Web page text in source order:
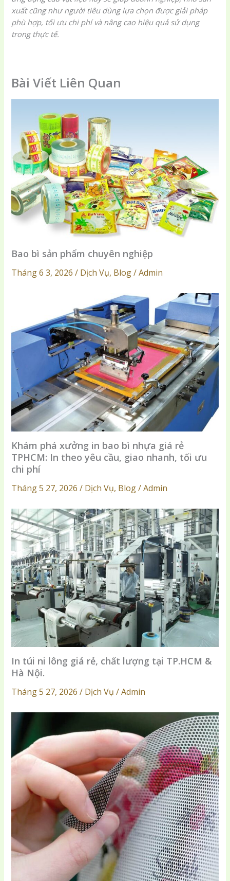
xuất cũng như người tiêu dùng lựa chọn được giải pháp
phù hợp, tối ưu chi phí và nâng cao hiệu quả sử dụng
trong thực tế.
Bài Viết Liên Quan
Bao bì sản phẩm chuyên nghiệp
Tháng 6 3, 2026 / Dịch Vụ, Blog / Admin
Khám phá xưởng in bao bì nhựa giá rẻ
TPHCM: In theo yêu cầu, giao nhanh, tối ưu
chi phí
Tháng 5 27, 2026 / Dịch Vụ, Blog / Admin
In túi ni lông giá rẻ, chất lượng tại TP.HCM &
Hà Nội.
Tháng 5 27, 2026 / Dịch Vụ / Admin